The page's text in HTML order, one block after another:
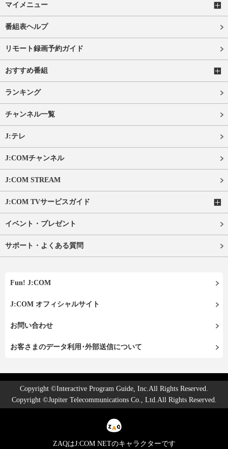
マイメニュー
番組表ヘルプ
リモート録画予約ガイド
おすすめ番組
ランキング
チャンネル一覧
J:テレ
J:COMチャンネル
J:COM STREAM
J:COM TVサービスガイド
イベント・プレゼント
サポート・よくある質問
Fun! J:COM
J:COM オフィシャルサイト
お問い合わせ
お客さまのデータ利用･外部送信について
Copyright ©Interactive Program Guide, Inc.All Rights Reserved.
Copyright ©Jupiter Telecommunications Co., Ltd.All Rights Reserved.
ZAQはJ:COM NETのキャラクターです